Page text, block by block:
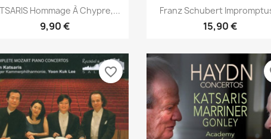
Aperçu rapide
Hommage À Chypre,...
9,90 €
Aperçu rapide
Franz Schubert
15,90 €
favorite_border